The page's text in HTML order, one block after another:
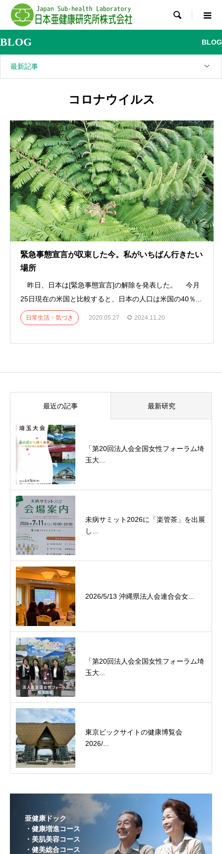

BLOG BLOG
最新記事
コロナウイルス
緊急事態宣言が収束した今。私がいちばん行きたい
場所
昨日、日本は[緊急事態宣言]の解除を発表した。 今月
25日現在の米国と比較すると、日本の人口は米国の40％...
日常生活・気づき 2020.05.27 2024.11.20
最近の記事 最新研究
「第20回法人会全国女性フォーラム埼
玉大...
未病サミット2026に「楽管茶」を出展
し...
2026/5/13 沖縄県法人会連合会女...
「第20回法人会全国女性フォーラム埼
玉大...
東京ビックサイトの健康博覧会
2026/...
亜健康ドック
・健康増進コース
・美肌美容コース
・健美総合コース